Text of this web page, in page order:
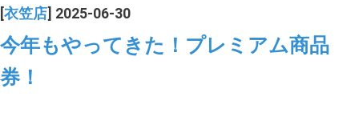
衣笠店 ] 2025-06-30
今年もやってきた！プレミアム商品
券！